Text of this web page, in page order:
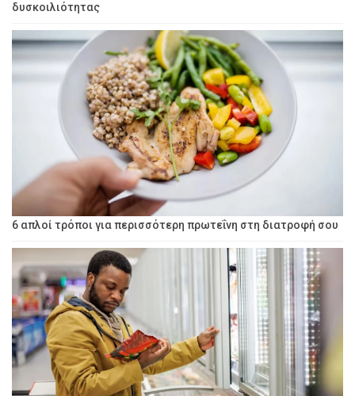
δυσκοιλιότητας
6 απλοί τρόποι για περισσότερη πρωτεΐνη στη διατροφή σου